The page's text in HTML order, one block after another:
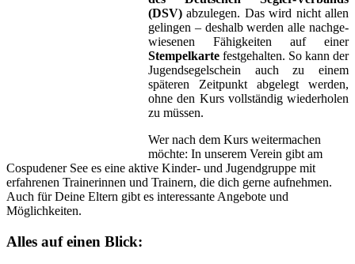
(DSV) ab­zulegen. Das wird nicht allen
gelingen – deshalb werden alle nach­ge­
wiesenen Fähig­keiten auf einer
Stempelkarte fest­ge­halten. So kann der
Jugend­segel­schein auch zu einem
späteren Zeit­punkt abgelegt werden,
ohne den Kurs voll­ständig wieder­holen
zu müssen.
Wer nach dem Kurs weiter­machen
möchte: In unserem Verein gibt am
Cospudener See es eine aktive Kinder- und Jugend­gruppe mit
erfahrenen Trainer­innen und Trainern, die dich gerne aufnehmen.
Auch für Deine Eltern gibt es interessante Angebote und
Möglichkeiten.
Alles auf einen Blick: